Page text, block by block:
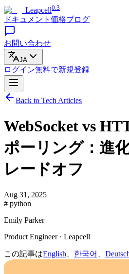
Leapcell0.3
ドキュメント 価格ブログ
お問い合わせ
JA
ログイン無料で新規登録
Back to Tech Articles
WebSocket vs
ポーリング：進
レードオフ
Aug 31, 2025
# python
Emily Parker
Product Engineer · Leapcell
この記事はEnglish 한국어